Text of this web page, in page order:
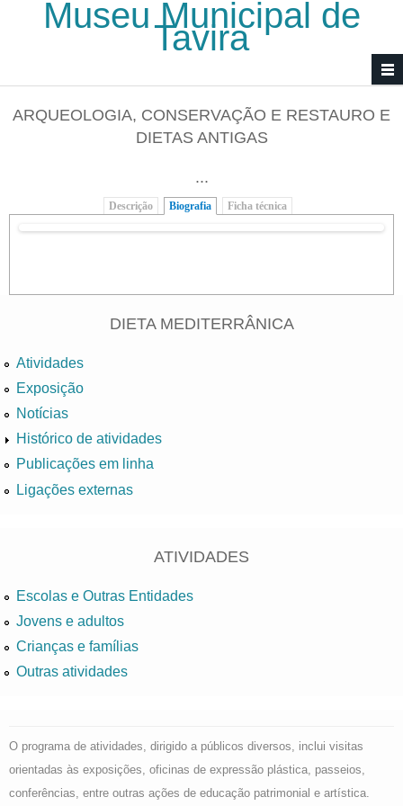
Passar para o conteúdo principal
Museu Municipal de
Tavira
ARQUEOLOGIA, CONSERVAÇÃO E RESTAURO E
DIETAS ANTIGAS
...
Descrição Biografia (separador ativo)
Ficha técnica
DIETA MEDITERRÂNICA
Atividades
Exposição
Notícias
Histórico de atividades
Publicações em linha
Ligações externas
ATIVIDADES
Escolas e Outras Entidades
Jovens e adultos
Crianças e famílias
Outras atividades
O programa de atividades, dirigido a públicos diversos, inclui visitas
orientadas às exposições, oficinas de expressão plástica, passeios,
conferências, entre outras ações de educação patrimonial e artística.